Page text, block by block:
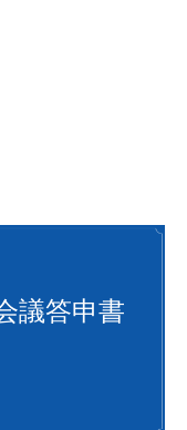
議答申書